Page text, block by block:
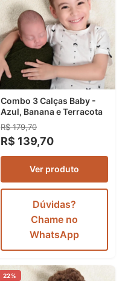
Combo 3 Calças Baby -
Azul, Banana e Terracota
R$ 179,70
R$ 139,70
Ver produto
Dúvidas?
Chame no
WhatsApp
22%